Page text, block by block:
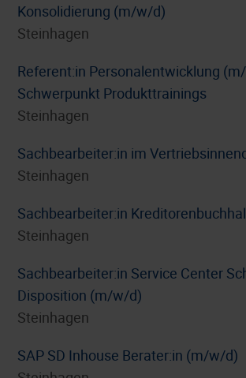
Konsolidierung (m/w/d)
Steinhagen
Referent:in Personalentwicklung
Schwerpunkt Produkttrainings
Steinhagen
Sachbearbeiter:in im
Steinhagen
Sachbearbeiter:in
Steinhagen
Sachbearbeiter:in Service Center
Disposition (m/w/d)
Steinhagen
SAP SD Inhouse Berater:in (m/w/d)